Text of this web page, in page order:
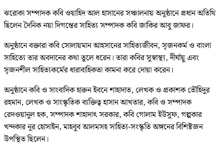
ঝরোকা সম্পাদক কবি ওয়াহিদ আল হাসানের সঞ্চালনায় অনুষ্ঠানে প্রধান অতিথি
ছিলেন দৈনিক নয়া দিগন্তের সাহিত্য সম্পাদক কবি জাকির আবু জাফর।
অনুষ্ঠানে বক্তারা কবি সোলায়মান আহসানের সাহিত্যজীবন, সৃজনকর্ম ও বাংলা
সাহিত্যে তার অবদানের কথা তুলে ধরেন। তারা কবির সুস্বাস্থ্য, দীর্ঘায়ু এবং
সৃজনশীল সাহিত্যকর্মের ধারাবাহিকতা কামনা করে দোয়া করেন।
অনুষ্ঠানে কবি ও সাংবাদিক হারুন ইবনে শাহাদাত, লেখক ও প্রকাশক তৌহিদুর
রহমান, লেখক ও সাংস্কৃতিক ব্যক্তিত্ব হাসান আখতার, কবি ও সম্পাদক
রেদওয়ানুল হক, সম্পাদক শাহাদাৎ সরকার, কবি গোলাম ইউসুফ, গল্পকার
খন্দকার নূর হোসাইন, মাহবুব আলমসহ সাহিত্য-সংস্কৃতি অঙ্গনের বিশিষ্টজন
উপস্থিত ছিলেন।